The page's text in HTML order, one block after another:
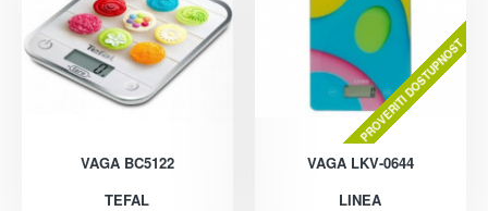
VAGA BC5122
TEFAL
PROVERITI DOSTUPNOST
VAGA LKV-0644
LINEA